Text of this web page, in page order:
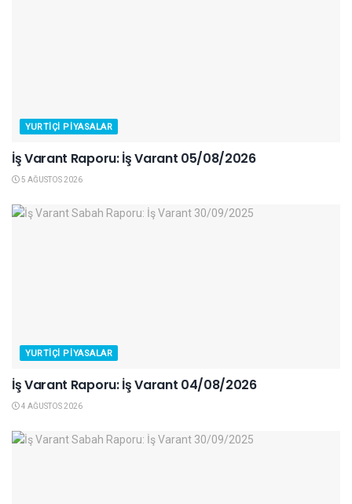
YURTIÇI PIYASALAR
İş Varant Raporu: İş Varant 05/08/2026
5 AĞUSTOS 2026
YURTIÇI PIYASALAR
İş Varant Raporu: İş Varant 04/08/2026
4 AĞUSTOS 2026